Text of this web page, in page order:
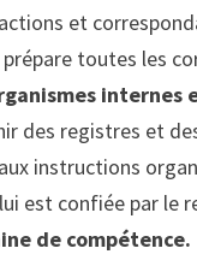
et
toutes les
internes
des registres et
instructions
est confiée par le
de compétence.